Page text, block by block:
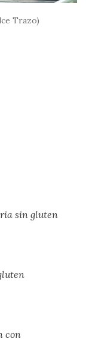
Trazo)
sin gluten
con